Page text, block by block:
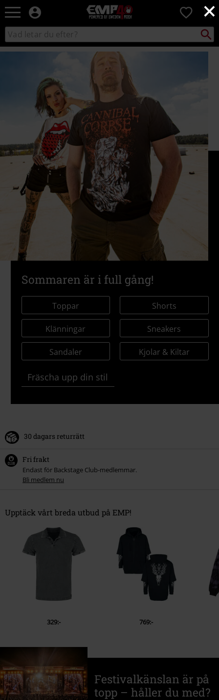
×
EMP
-
Musik,
TV
Spelmerch
Alternativt
Mode
0
Sök
i
katalogen
Sök
Sommaren är i full gång!
Toppar Shorts
Klänningar Sneakers
Sandaler Kjolar & Kiltar
Fräscha upp din stil
30 dagars returrätt
Fri frakt
Endast för Backstage Club-medlemmar.
Bli medlem nu
Upptäck vårt breda utbud på EMP!
329:- 769:-
Festivalkänslan är på
topp – håller du med?